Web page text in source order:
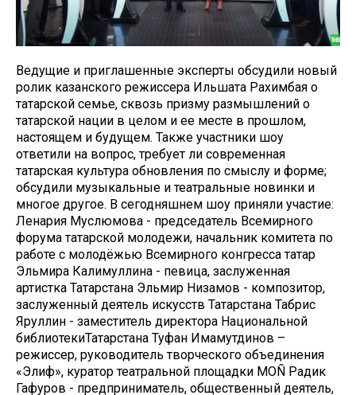
Ведущие и приглашенные эксперты обсудили новый
ролик казанского режиссера Ильшата Рахимбая о
татарской семье, сквозь призму размышлений о
татарской нации в целом и ее месте в прошлом,
настоящем и будущем. Также участники шоу
ответили на вопрос, требует ли современная
татарская культура обновления по смыслу и форме;
обсудили музыкальные и театральные новинки и
многое другое. В сегодняшнем шоу приняли участие:
Ленария Муслюмова - председатель Всемирного
форума татарской молодежи, начальник комитета по
работе с молодёжью Всемирного конгресса татар
Эльмира Калимуллина - певица, заслуженная
артистка Татарстана Эльмир Низамов - композитор,
заслуженный деятель искусств Татарстана Табрис
Яруллин - заместитель директора Национальной
библиотекиТатарстана Туфан Имамутдинов –
режиссер, руководитель творческого объединения
«Элиф», куратор театральной площадки MOÑ Радик
Гафуров - предприниматель, общественный деятель,